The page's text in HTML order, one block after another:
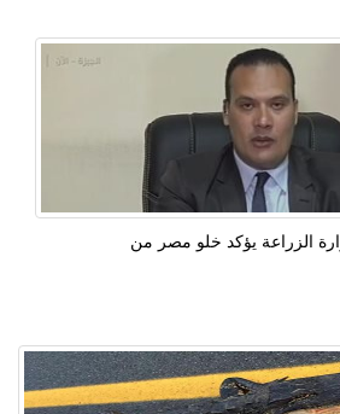
الزراعة يؤكد خلو مصر من